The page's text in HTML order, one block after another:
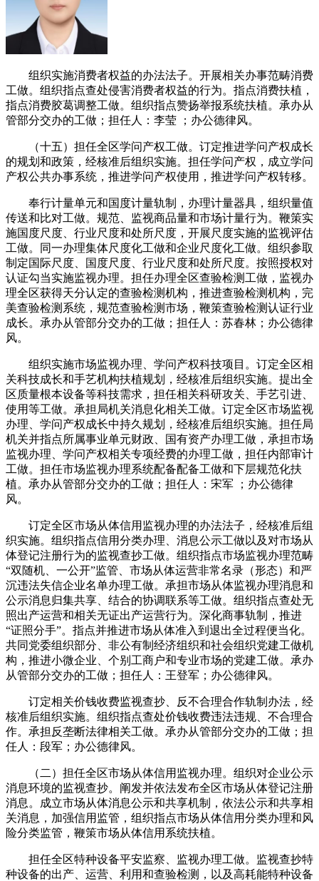
组织实施消费者权益的办法法子。开展相关办事范畴消费
工做。组织指点查处侵害消费者权益的行为。指点消费扶植，
指点消费胶葛调整工做。组织指点赞扬举报系统扶植。承办从
管部分交办的工做；担任人：李莹 ；办公德律风。
（十五）担任全区学问产权工做。订定推进学问产权成长
的规划和政策，经核准后组织实施。担任学问产权，成立学问
产权公共办事系统，推进学问产权使用，推进学问产权转移。
奉行计量单元和国度计量轨制，办理计量器具，组织量值
传送和比对工做。规范、监视商品量和市场计量行为。鞭策实
施国度尺度、行业尺度和处所尺度，开展尺度实施的监视评估
工做。同一办理集体尺度化工做和企业尺度化工做。组织参取
制定国际尺度、国度尺度、行业尺度和处所尺度。按照授权对
认证勾当实施监视办理。担任办理全区查验检测工做，监视办
理全区获得天分认定的查验检测机构，推进查验检测机构，完
美查验检测系统，规范查验检测市场，鞭策查验检测认证行业
成长。承办从管部分交办的工做；担任人：苏春林；办公德律
风。
组织实施市场监视办理、学问产权科技项目。订定全区相
关科技成长和手艺机构扶植规划，经核准后组织实施。提出全
区质量根本设备等科技需求，担任相关科研攻关、手艺引进、
使用等工做。承担局机关消息化相关工做。订定全区市场监视
办理、学问产权成长中持久规划，经核准后组织实施。担任局
机关并指点所属事业单元财政、国有资产办理工做，承担市场
监视办理、学问产权相关专项经费的办理工做，担任内部审计
工做。担任市场监视办理系统配备配备工做和下层规范化扶
植。承办从管部分交办的工做；担任人：宋军 ；办公德律
风。
订定全区市场从体信用监视办理的办法法子，经核准后组
织实施。组织指点信用分类办理、消息公示工做以及对市场从
体登记注册行为的监视查抄工做。组织指点市场监视办理范畴
“双随机、一公开”监管、市场从体运营非常名录（形态）和严
沉违法失信企业名单办理工做。承担市场从体监视办理消息和
公示消息归集共享、结合的协调联系等工做。组织指点查处无
照出产运营和相关无证出产运营行为。深化商事轨制，推进
“证照分手”。指点并推进市场从体准入到退出全过程便当化。
共同党委组织部分、非公有制经济组织和社会组织党建工做机
构，推进小微企业、个别工商户和专业市场的党建工做。承办
从管部分交办的工做；担任人：王登军；办公德律风。
订定相关价钱收费监视查抄、反不合理合作轨制办法，经
核准后组织实施。组织指点查处价钱收费违法违规、不合理合
作。承担反垄断法律相关工做。承办从管部分交办的工做；担
任人：段军；办公德律风。
（二）担任全区市场从体信用监视办理。组织对企业公示
消息环境的监视查抄。阐发并依法发布全区市场从体登记注册
消息。成立市场从体消息公示和共享机制，依法公示和共享相
关消息，加强信用监管，组织指点市场从体信用分类办理和风
险分类监管，鞭策市场从体信用系统扶植。
担任全区特种设备平安监察、监视办理工做。监视查抄特
种设备的出产、运营、利用和查验检测，以及高耗能特种设备